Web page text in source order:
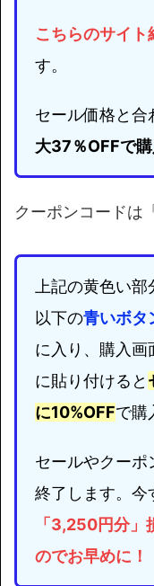
こちらのサイト
す。
セール価格と合
大37％OFFで購
クーポンコードは
上記の黄色い
以下の青いボタ
に入り、購入画
に貼り付けると
に10%OFFで購
セールやクーポ
終了します。今
「3,250円分」
のでお早めに！